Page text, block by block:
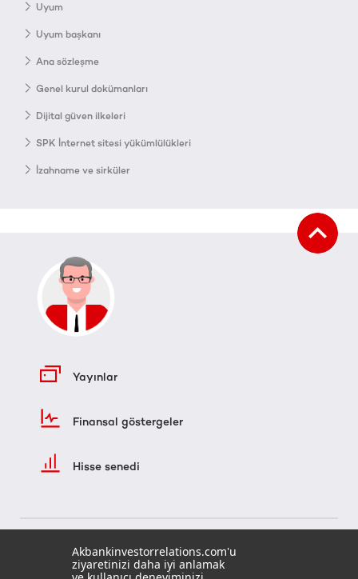
Uyum
Uyum başkanı
Ana sözleşme
Genel kurul dokümanları
Dijital güven ilkeleri
SPK İnternet sitesi yükümlülükleri
İzahname ve sirküler
Yayınlar
Finansal göstergeler
Hisse senedi
Akbankinvestorrelations.com'u
ziyaretinizi daha iyi anlamak